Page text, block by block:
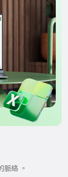
脈絡 。